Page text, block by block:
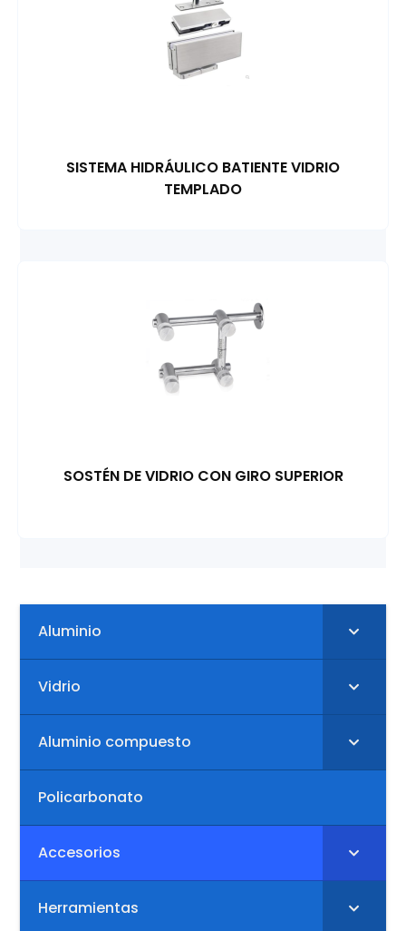
SISTEMA HIDRÁULICO BATIENTE VIDRIO
TEMPLADO
SOSTÉN DE VIDRIO CON GIRO SUPERIOR
Aluminio
Vidrio
Aluminio compuesto
Policarbonato
Accesorios
Herramientas